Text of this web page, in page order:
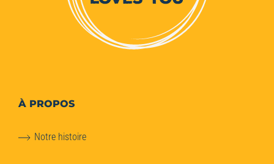
À PROPOS
Notre histoire